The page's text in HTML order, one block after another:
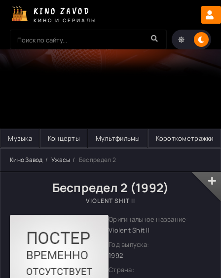
KINO ZAVOD
КИНО И СЕРИАЛЫ
Музыка Концерты Мультфильмы Короткометражки
Кино Завод Ужасы Беспредел 2
Беспредел 2 (1992)
VIOLENT SHIT II
Оригинальное название:
Violent Shit II
Год выпуска:
1992
Страна: